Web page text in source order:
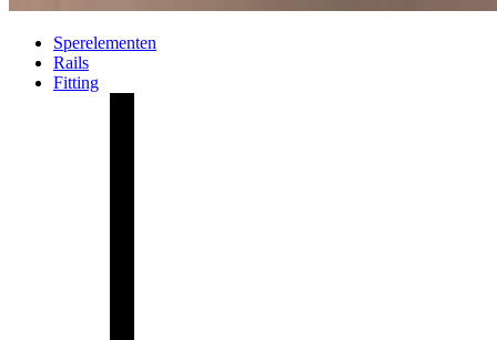
Sperelementen
Rails
Fitting